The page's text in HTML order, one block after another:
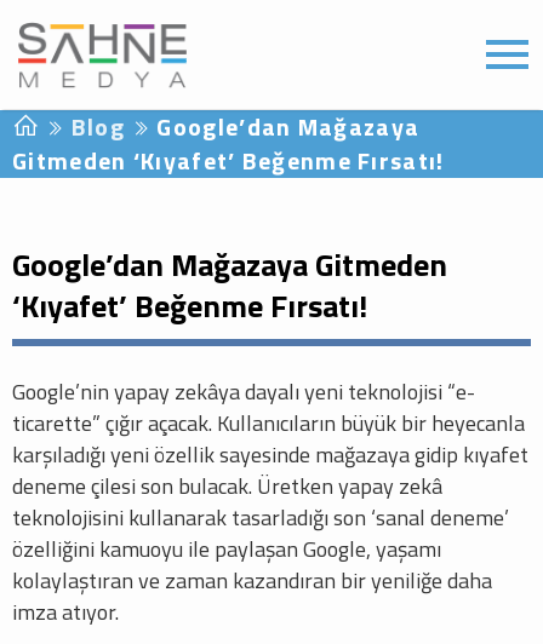
Blog
Google’dan Mağazaya
Gitmeden ‘Kıyafet’ Beğenme Fırsatı!
Google’dan Mağazaya Gitmeden
‘Kıyafet’ Beğenme Fırsatı!
Google’nin yapay zekâya dayalı yeni teknolojisi “e-
ticarette” çığır açacak. Kullanıcıların büyük bir heyecanla
karşıladığı yeni özellik sayesinde mağazaya gidip kıyafet
deneme çilesi son bulacak. Üretken yapay zekâ
teknolojisini kullanarak tasarladığı son ‘sanal deneme’
özelliğini kamuoyu ile paylaşan Google, yaşamı
kolaylaştıran ve zaman kazandıran bir yeniliğe daha
imza atıyor.